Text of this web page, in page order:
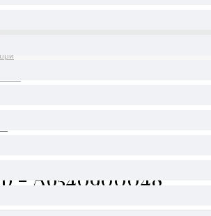
- A6540900048